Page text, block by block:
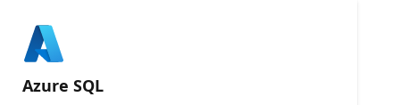
Azure SQL